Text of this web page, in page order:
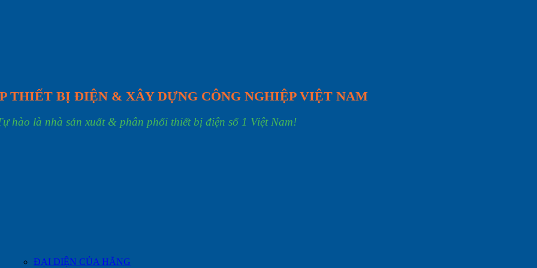
THIẾT BỊ ĐIỆN & XÂY DỰNG CÔNG NGHIỆP VIỆT NAM
hào là nhà sản xuất & phân phối thiết bị điện số 1 Việt Nam!
ĐẠI DIỆN CỦA HÃNG